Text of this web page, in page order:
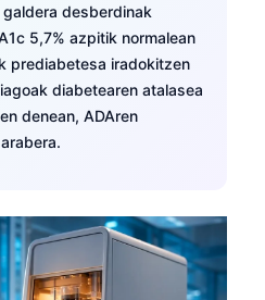
desberdinak
5,7% azpitik normalean
prediabetesa iradokitzen
diabetearen atalasea
denean, ADAren